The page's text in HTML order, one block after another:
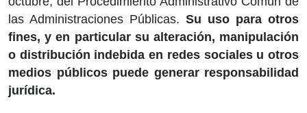
las Administraciones Públicas. Su uso para otros
fines, y en particular su alteración, manipulación
o distribución indebida en redes sociales u otros
medios públicos puede generar responsabilidad
jurídica.